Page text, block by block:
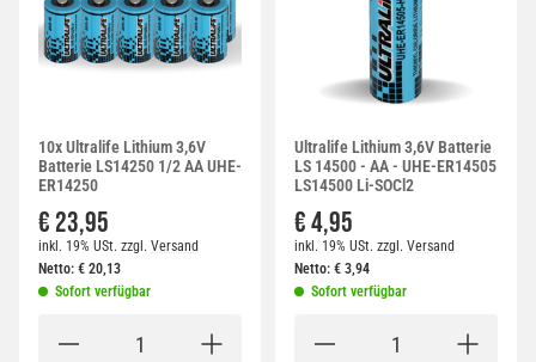
10x Ultralife Lithium 3,6V
Batterie LS14250 1/2 AA UHE-
ER14250
€ 23,95
inkl. 19% USt. zzgl. Versand
Netto: € 20,13
Sofort verfügbar
Ultralife Lithium 3,6V Batterie
LS 14500 - AA - UHE-ER14505
LS14500 Li-SOCl2
€ 4,95
inkl. 19% USt. zzgl. Versand
Netto: € 3,94
Sofort verfügbar